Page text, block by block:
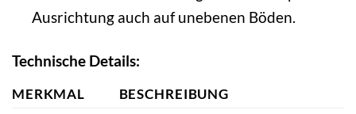
Ausrichtung auch auf unebenen Böden.
Technische Details:
MERKMAL
BESCHREIBUNG